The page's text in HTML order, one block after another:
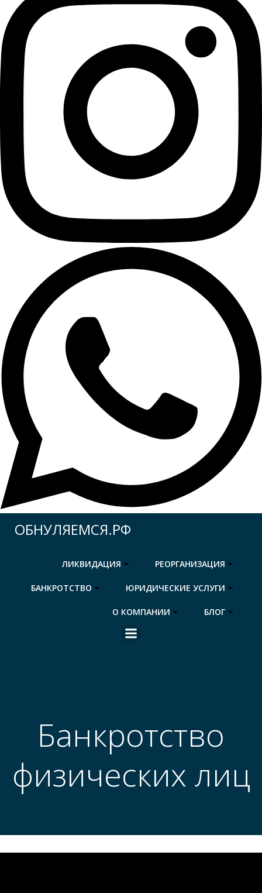
ОБНУЛЯЕМСЯ.РФ
ЛИКВИДАЦИЯ РЕОРГАНИЗАЦИЯ
БАНКРОТСТВО ЮРИДИЧЕСКИЕ УСЛУГИ
О КОМПАНИИ БЛОГ
Банкротство
физических лиц